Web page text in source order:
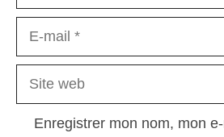
Site
Enregistrer mon nom, mon